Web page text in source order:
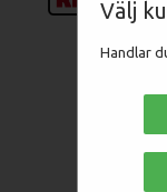
Välj
Handlar